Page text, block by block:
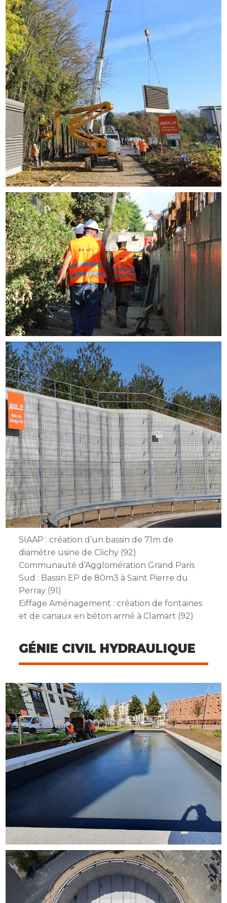
GÉNIE CIVIL HYDRAULIQUE
SIAAP : création d’un bassin de 71m de
diamètre usine de Clichy (92)
Communauté d’Agglomération Grand Paris
Sud : Bassin EP de 80m3 à Saint Pierre du
Perray (91)
Eiffage Aménagement : création de fontaines
et de canaux en béton armé à Clamart (92)